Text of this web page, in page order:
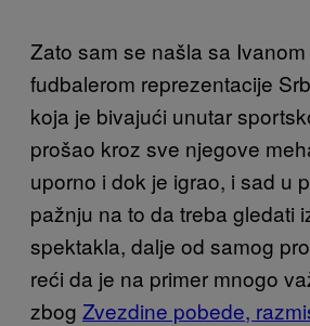
Zato sam se našla sa
fudbalerom reprezentacije
koja je bivajući unutar
prošao kroz sve njegove
uporno i dok je igrao, i sad u
pažnju na to da treba gledati
spektakla, dalje od samog
reći da je na primer mnogo
zbog Zvezdine pobede,